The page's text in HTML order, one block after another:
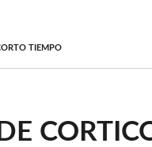
TIEMPO